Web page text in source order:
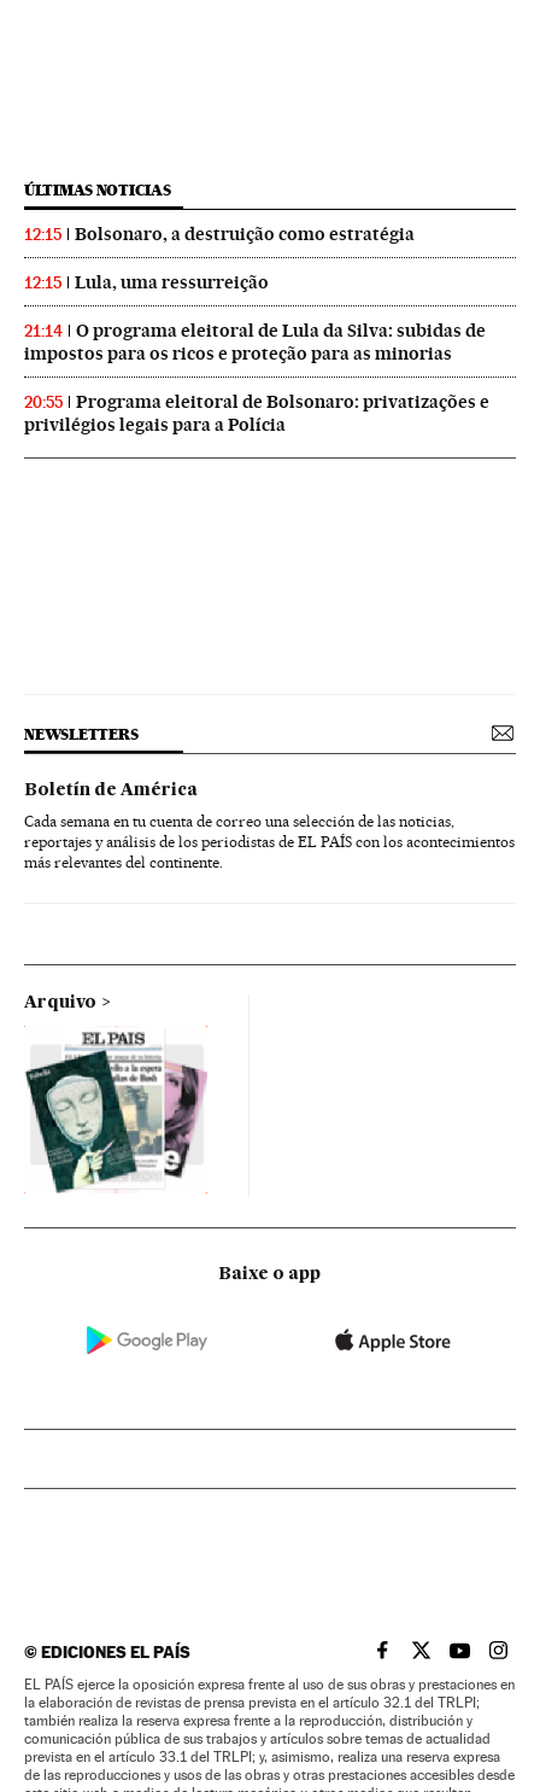
ÚLTIMAS NOTICIAS
12:15 Bolsonaro, a destruição como estratégia
12:15 Lula, uma ressurreição
21:14
O programa eleitoral de Lula da Silva: subidas de
impostos para os ricos e proteção para as minorias
20:55
Programa eleitoral de Bolsonaro: privatizações e
privilégios legais para a Polícia
NEWSLETTERS
Boletín de América
Cada semana en tu cuenta de correo una selección de las noticias,
reportajes y análisis de los periodistas de EL PAÍS con los acontecimientos
más relevantes del continente.
Arquivo
Baixe o app
©EDICIONES EL PAÍS EL PAÍS BRASIL EN
EL PAÍSEL PAÍS
EL
EL PAÍS ejerce la oposición expresa frente al uso de sus obras y prestaciones en
la elaboración de revistas de prensa prevista en el artículo 32.1 del TRLPI;
también realiza la reserva expresa frente a la reproducción, distribución y
comunicación pública de sus trabajos y artículos sobre temas de actualidad
prevista en el artículo 33.1 del TRLPI; y, asimismo, realiza una reserva expresa
de las reproducciones y usos de las obras y otras prestaciones accesibles desde